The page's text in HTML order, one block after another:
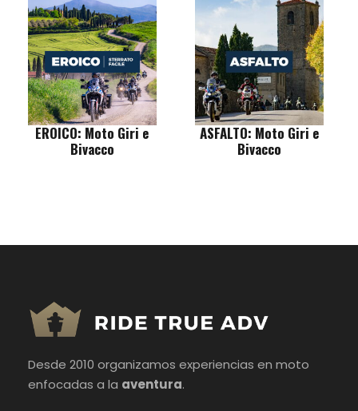
5
EROICO: Moto Giri e
Bivacco
ASFALTO: Moto Giri e
Bivacco
Desde 2010 organizamos experiencias en moto
enfocadas a la aventura.